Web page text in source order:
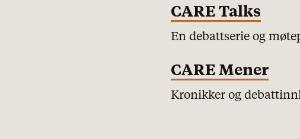
CARE Talks
En debattserie og
CARE Mener
Kronikker og